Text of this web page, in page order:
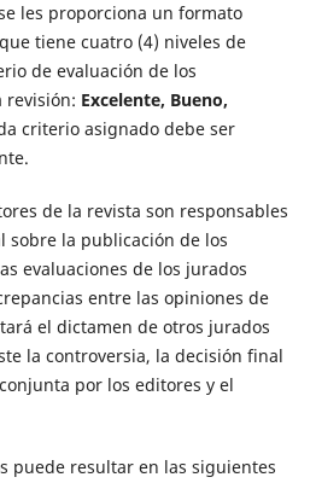
les proporciona un formato
tiene cuatro (4) niveles de
de evaluación de los
revisión: Excelente, Bueno,
criterio asignado debe ser
de la revista son responsables
sobre la publicación de los
evaluaciones de los jurados
entre las opiniones de
el dictamen de otros jurados
la controversia, la decisión final
por los editores y el
puede resultar en las siguientes